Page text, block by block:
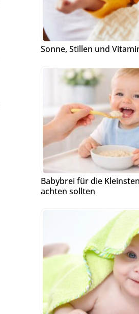
Sonne, Stillen und
Babybrei für die
achten sollten